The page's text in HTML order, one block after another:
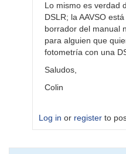
Lo mismo es verdad
DSLR; la AAVSO
borrador del manual
para alguien que
fotometría con una
Saludos,
Colin
Log in or register to